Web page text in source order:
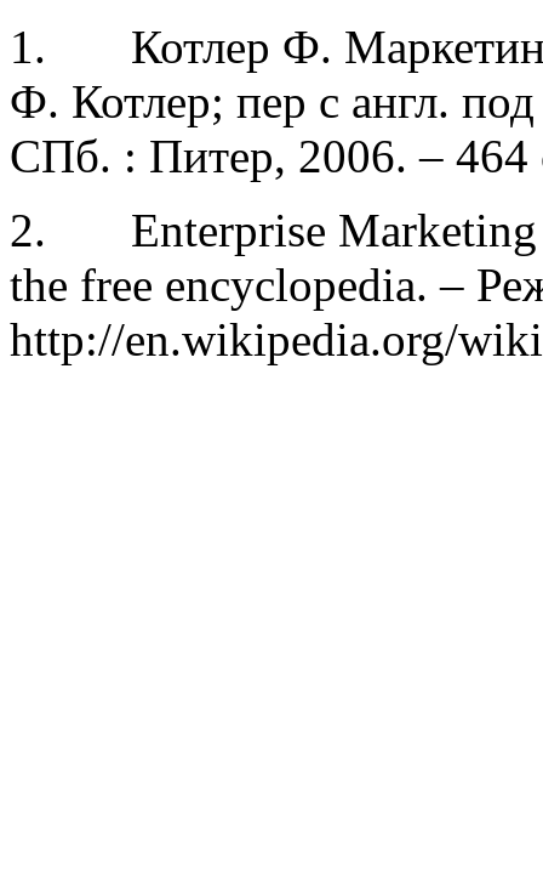
1. Котлер Ф.
Ф. Котлер; пер с англ.
СПб. : Питер, 2006. – 464
2. Enterprise Marketing
the free encyclopedia. –
http://en.wikipedia.org/